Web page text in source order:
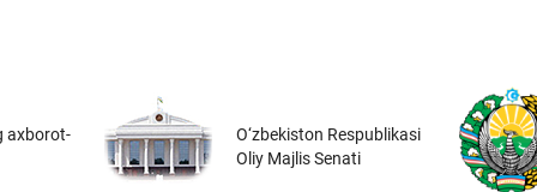
axborot-
O‘zbekiston Respublikasi
Oliy Majlis Senati